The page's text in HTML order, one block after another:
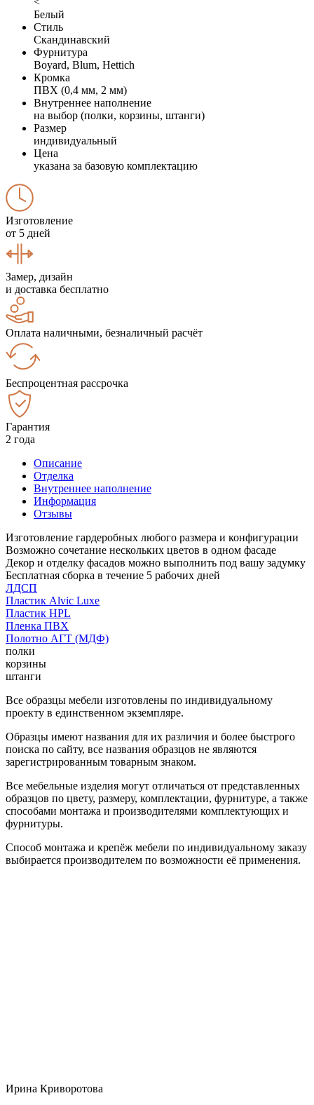
Белый
Стиль
Скандинавский
Фурнитура
Boyard, Blum, Hettich
Кромка
ПВХ (0,4 мм, 2 мм)
Внутреннее наполнение
на выбор (полки, корзины, штанги)
Размер
индивидуальный
Цена
указана за базовую комплектацию
Изготовление
от 5 дней
Замер, дизайн
и доставка бесплатно
Оплата наличными, безналичный расчёт
Беспроцентная рассрочка
Гарантия
2 года
Описание
Отделка
Внутреннее наполнение
Информация
Отзывы
Изготовление гардеробных любого размера и конфигурации
Возможно сочетание нескольких цветов в одном фасаде
Декор и отделку фасадов можно выполнить под вашу задумку
Бесплатная сборка в течение 5 рабочих дней
ЛДСП
Пластик Alvic Luxe
Пластик HPL
Пленка ПВХ
Полотно АГТ (МДФ)
полки
корзины
штанги
Все образцы мебели изготовлены по индивидуальному
проекту в единственном экземпляре.
Образцы имеют названия для их различия и более быстрого
поиска по сайту, все названия образцов не являются
зарегистрированным товарным знаком.
Все мебельные изделия могут отличаться от представленных
образцов по цвету, размеру, комплектации, фурнитуре, а также
способами монтажа и производителями комплектующих и
фурнитуры.
Способ монтажа и крепёж мебели по индивидуальному заказу
выбирается производителем по возможности её применения.
Ирина Криворотова